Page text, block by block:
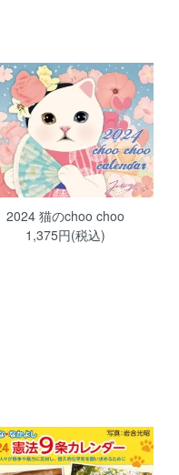
2024 猫のchoo choo
1,375円(税込)